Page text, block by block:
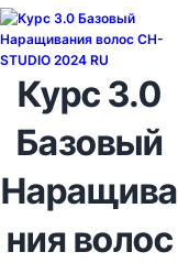
Курс 3.0
Базовый
Наращива
ния волос